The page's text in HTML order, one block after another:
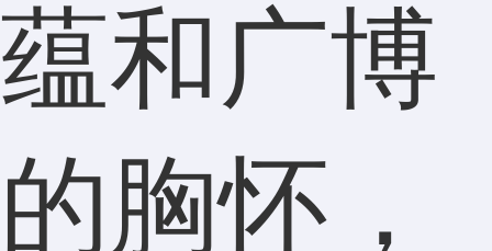
蕴和广博
的胸怀，